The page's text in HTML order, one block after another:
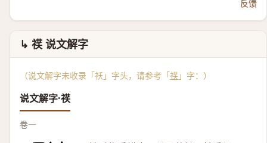
反馈
↳ 䄏 说文解字
（说文解字未收录「祅」字头，请参考「䄏 」字：）
说文解字·䄏
卷一